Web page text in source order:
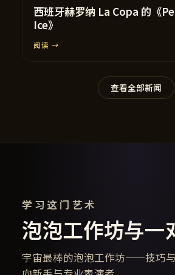
西班牙赫罗纳 La Copa 的《
Ice》
阅读 →
查看全部新闻
学习这门艺术
泡泡工作坊与一
宇宙最棒的泡泡工作坊——技巧